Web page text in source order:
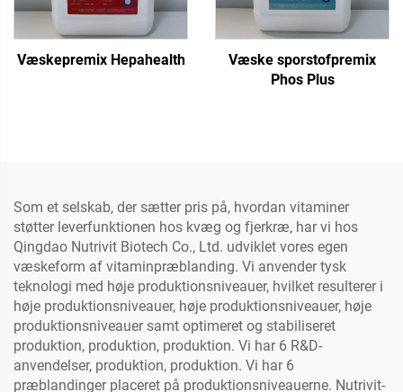
Væskepremix Hepahealth
Væske sporstofpremix
Phos Plus
Som et selskab, der sætter pris på, hvordan vitaminer
støtter leverfunktionen hos kvæg og fjerkræ, har vi hos
Qingdao Nutrivit Biotech Co., Ltd. udviklet vores egen
væskeform af vitaminpræblanding. Vi anvender tysk
teknologi med høje produktionsniveauer, hvilket resulterer i
høje produktionsniveauer, høje produktionsniveauer, høje
produktionsniveauer samt optimeret og stabiliseret
produktion, produktion, produktion. Vi har 6 R&D-
anvendelser, produktion, produktion. Vi har 6
præblandinger placeret på produktionsniveauerne. Nutrivit-